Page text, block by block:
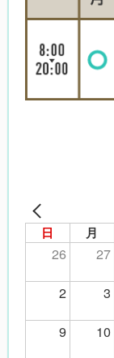
日 月
26 27
2
3
9
10